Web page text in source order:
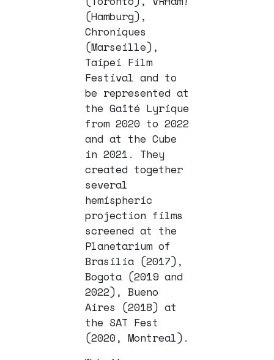
(Hamburg),
Chroniques
(Marseille),
Taipei Film
Festival and to
be represented at
the Gaîté Lyrique
from 2020 to 2022
and at the Cube
in 2021. They
created together
several
hemispheric
projection films
screened at the
Planetarium of
Brasilia (2017),
Bogota (2019 and
2022), Bueno
Aires (2018) at
the SAT Fest
(2020, Montreal).